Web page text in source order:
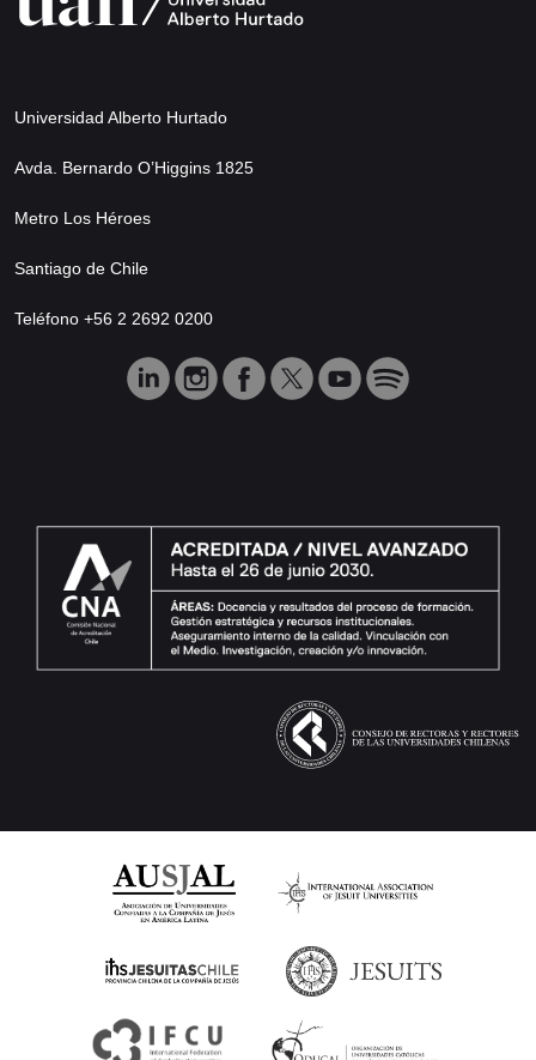
Universidad Alberto Hurtado
Avda. Bernardo O’Higgins 1825
Metro Los Héroes
Santiago de Chile
Teléfono +56 2 2692 0200